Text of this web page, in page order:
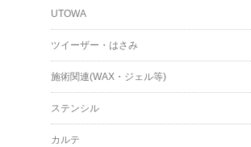
UTOWA
ツイーザー・はさみ
施術関連(WAX・ジェル等)
ステンシル
カルテ